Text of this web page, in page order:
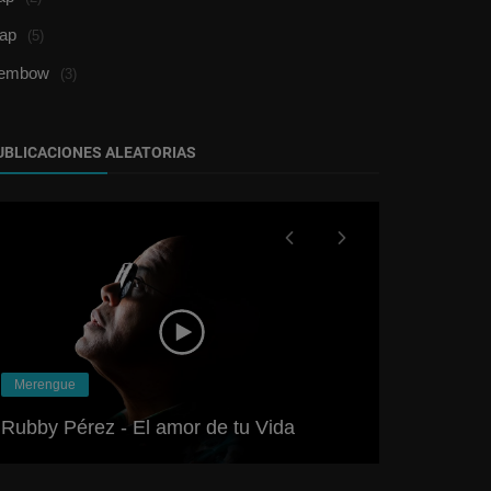
(5)
(3)
ALEATORIAS
Merengue
Rubby Pérez - El amor de tu Vida